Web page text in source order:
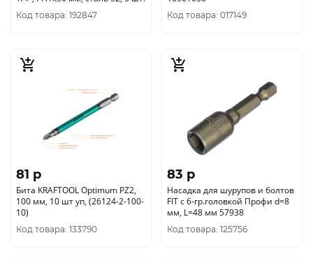
Код товара: 192847 Код товара: 017149
81 p
Бита KRAFTOOL Optimum PZ2,
100 мм, 10 шт уп, (26124-2-100-
10)
Код товара: 133790
83 p
Насадка для шурупов и болтов
FIT с 6-гр.головкой Профи d=8
мм, L=48 мм 57938
Код товара: 125756